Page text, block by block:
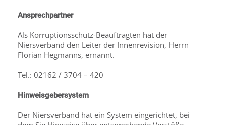
Ansprechpartner
Als Korruptionsschutz-Beauftragten hat der
Niersverband den Leiter der Innenrevision, Herrn
Florian Hegmanns, ernannt.
Tel.: 02162 / 3704 – 420
Hinweisgebersystem
Der Niersverband hat ein System eingerichtet, bei